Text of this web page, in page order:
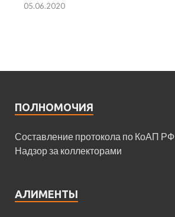
05.06.2020
ПОЛНОМОЧИЯ
Составление протокола по КоАП РФ
Надзор за коллекторами
АЛИМЕНТЫ